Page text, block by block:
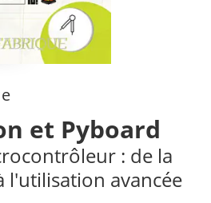
et Pyboard
: de la
l'utilisation avancée